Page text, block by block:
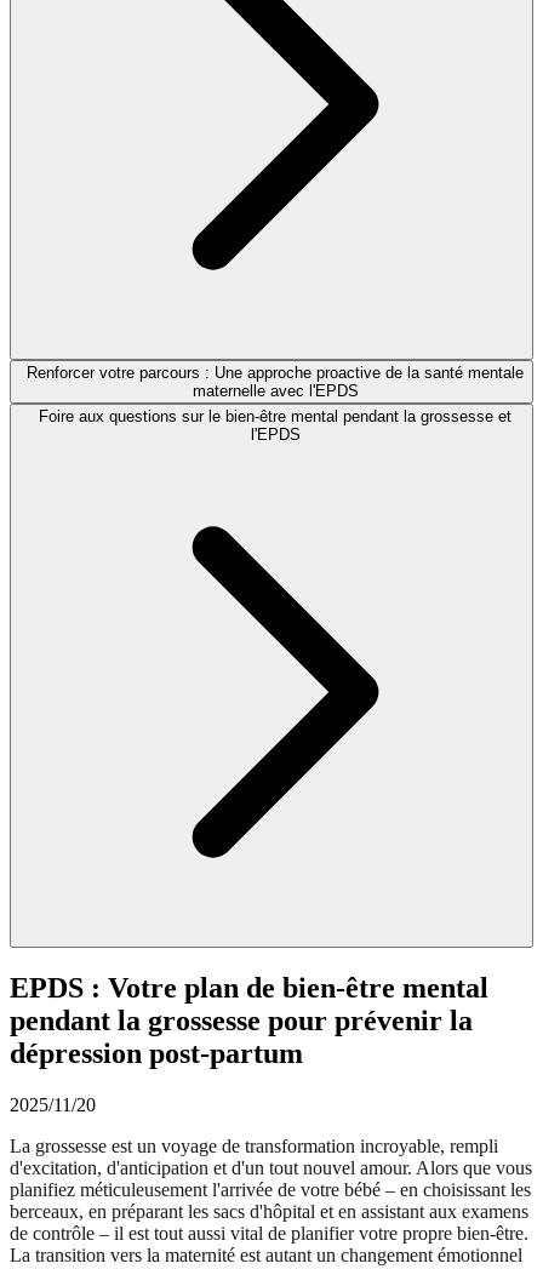
Renforcer votre parcours : Une approche proactive de la santé mentale
maternelle avec l'EPDS
Foire aux questions sur le bien-être mental pendant la grossesse et
l'EPDS
EPDS : Votre plan de bien-être mental
pendant la grossesse pour prévenir la
dépression post-partum
2025/11/20
La grossesse est un voyage de transformation incroyable, rempli
d'excitation, d'anticipation et d'un tout nouvel amour. Alors que vous
planifiez méticuleusement l'arrivée de votre bébé – en choisissant les
berceaux, en préparant les sacs d'hôpital et en assistant aux examens
de contrôle – il est tout aussi vital de planifier votre propre bien-être.
La transition vers la maternité est autant un changement émotionnel